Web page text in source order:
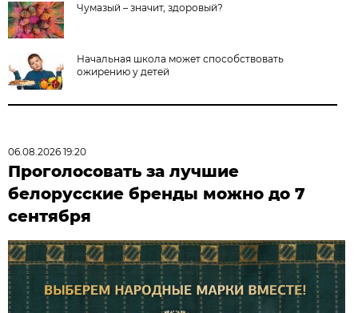
Чумазый – значит, здоровый?
Начальная школа может способствовать
ожирению у детей
06.08.2026 19:20
Проголосовать за лучшие
белорусские бренды можно до 7
сентября